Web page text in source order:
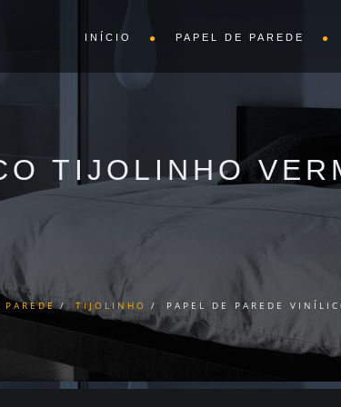
INÍCIO PAPEL DE PAREDE
TIJOLINHO
PAREDE TIJOLINHO PAPEL DE PAREDE